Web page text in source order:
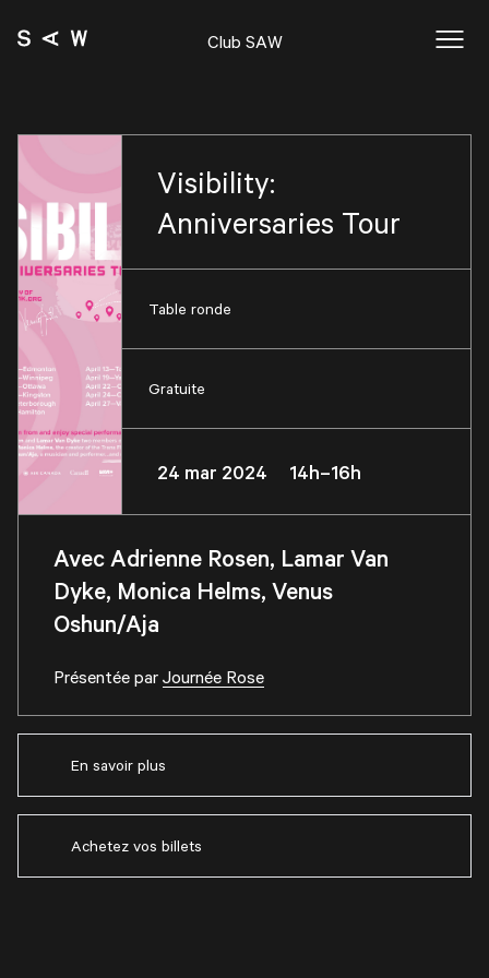
Club SAW
Visibility:
Anniversaries Tour
Table ronde
Gratuite
24 mar 2024 14h–16h
Avec Adrienne Rosen, Lamar Van
Dyke, Monica Helms, Venus
Oshun/Aja
Présentée parJournée Rose
En savoir plus
Achetez vos billets